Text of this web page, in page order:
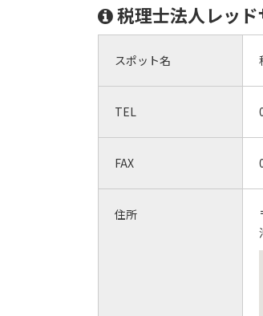
税理士法人レッ
スポット名
TEL
FAX
住所